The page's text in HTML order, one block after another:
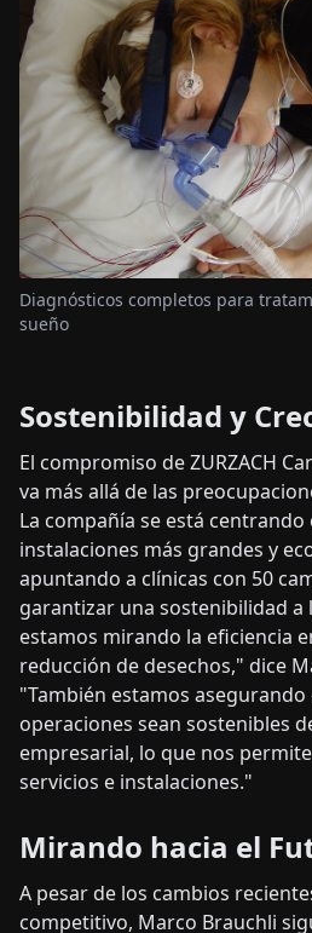
Diagnósticos completos para
sueño
Sostenibilidad y
El compromiso de ZURZACH
va más allá de las
La compañía se está
instalaciones más grandes y
apuntando a clínicas con 50
garantizar una sostenibilidad a
estamos mirando la eficiencia
reducción de desechos," dice
"También estamos
operaciones sean sostenibles
empresarial, lo que nos
servicios e instalaciones."
Mirando hacia el
A pesar de los cambios
competitivo, Marco Brauchli